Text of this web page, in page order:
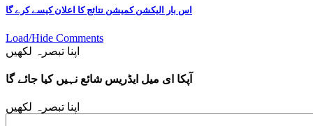
اس بار الیکشن کمیشن نتائج کا اعلان کیسے کرے گا
Load/Hide Comments
اپنا تبصرہ لکھیں
آپکا ای میل ایڈریس شائع نہیں کیا جائے گا
اپنا تبصرہ لکھیں